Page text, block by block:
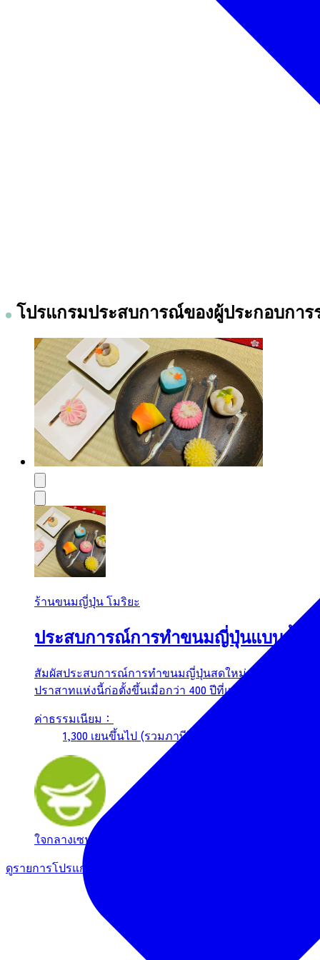
โปรแกรมประสบการณ์ของผู้ประกอบการ
ร้านขนมญี่ปุ่น โมริยะ
ประสบการณ์การทำขนมญี่ปุ่นแบบดั้งเดิ
สัมผัสประสบการณ์การทำขนมญี่ปุ่นสดใหม่ (เนริกิริ “ขนม
ปราสาทแห่งนี้ก่อตั้งขึ้นเมื่อกว่า 400 ปีที่แล้ว ขนมญี่ปุ่นแบบ
ค่าธรรมเนียม：
1,300 เยนขึ้นไป (รวมภาษี)
ใจกลางเซนได
ดูรายการโปรแกรมประสบการณ์ของผู้ประกอบการรายนี้